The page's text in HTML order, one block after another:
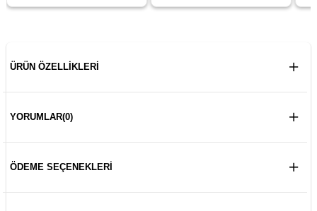
ÜRÜN ÖZELLIKLERI
YORUMLAR(0)
ÖDEME SEÇENEKLERI